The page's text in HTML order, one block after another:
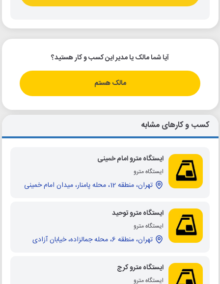
آیا شما مالک یا مدیر این کسب و کار هستید؟
مالک هستم
کسب و کارهای مشابه
ایستگاه مترو امام خمینی
ایستگاه مترو
تهران، منطقه 12، محله پامنار، میدان امام خمینی
ایستگاه مترو توحید
ایستگاه مترو
تهران، منطقه 6، محله جمالزاده، خیابان آزادی
ایستگاه مترو کرج
ایستگاه مترو